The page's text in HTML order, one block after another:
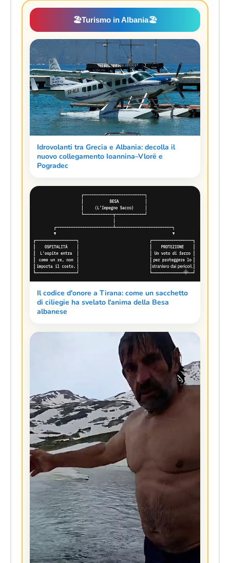
🏖️Turismo in Albania🏖️
Idrovolanti tra Grecia e Albania: decolla il
nuovo collegamento Ioannina–Vlorë e
Pogradec
Il codice d'onore a Tirana: come un sacchetto
di ciliegie ha svelato l'anima della Besa
albanese